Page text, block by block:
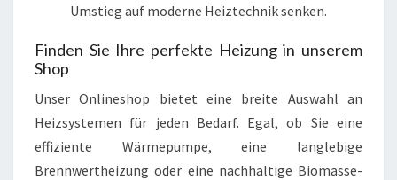
Umstieg auf moderne Heiztechnik senken.
Finden Sie Ihre perfekte Heizung in unserem
Shop
Unser Onlineshop bietet eine breite Auswahl an
Heizsystemen für jeden Bedarf. Egal, ob Sie eine
effiziente Wärmepumpe, eine langlebige
Brennwertheizung oder eine nachhaltige Biomasse-